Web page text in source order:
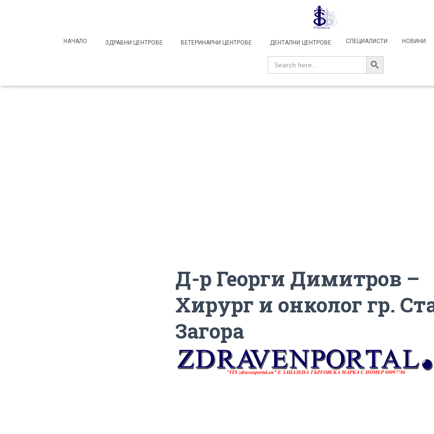
НАЧАЛО ЗДРАВНИ ЦЕНТРОВЕ ВЕТЕРИНАРНИ ЦЕНТРОВЕ ДЕНТАЛНИ ЦЕНТРОВЕ СПЕЦИАЛИСТИ НОВИНИ
Search
SEARCH BUTTON
Д-р Георги Димитров –
Хирург и онколог гр.
Загора